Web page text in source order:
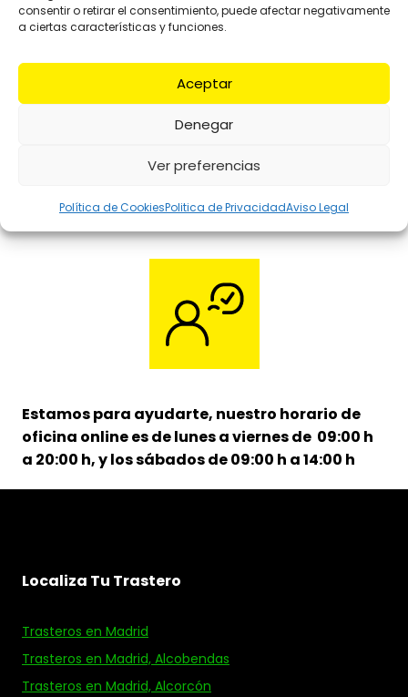
consentir o retirar el consentimiento, puede afectar negativamente
a ciertas características y funciones.
Aceptar
Denegar
Ver preferencias
Política de CookiesPolitica de PrivacidadAviso Legal
Todo nuestros Centros tienen carretillas,
Recepción y Envío de
mercancía
un amplio horario
Estamos para ayudarte, nuestro horario de
oficina online es de lunes a viernes de 09:00 h
a 20:00 h, y los sábados de 09:00 h a 14:00 h
Localiza Tu Trastero
Trasteros en Madrid
Trasteros en Madrid, Alcobendas
Trasteros en Madrid, Alcorcón